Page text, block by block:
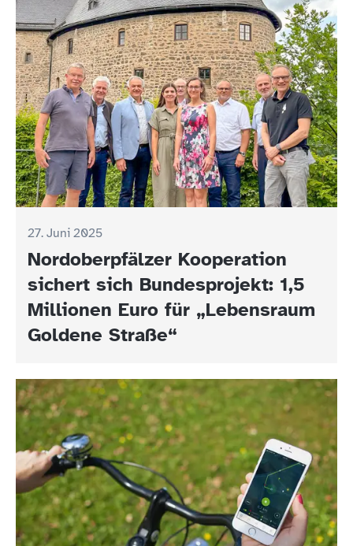
27. Juni 2025
Nordoberpfälzer Kooperation
sichert sich Bundesprojekt: 1,5
Millionen Euro für „Lebensraum
Goldene Straße“